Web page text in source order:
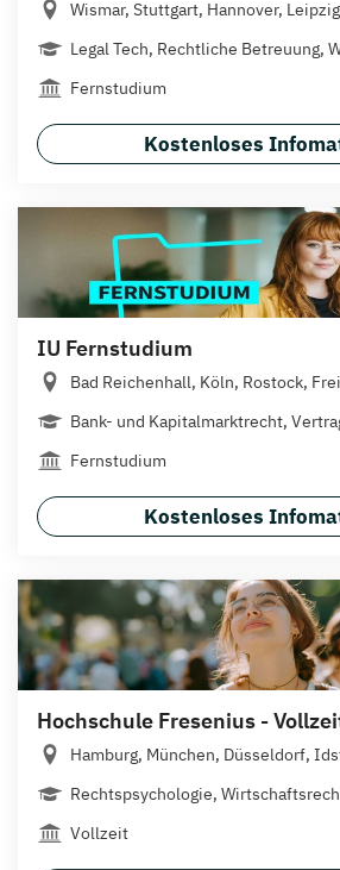
Wismar, Stuttgart, Hannover,
Legal Tech, Rechtliche Betreuung,
Fernstudium
Kostenloses
IU Fernstudium
Bad Reichenhall, Köln, Rostock,
Bank- und Kapitalmarktrecht,
Fernstudium
Kostenloses
Hochschule Fresenius -
Hamburg, München, Düsseldorf,
Rechtspsychologie,
Vollzeit